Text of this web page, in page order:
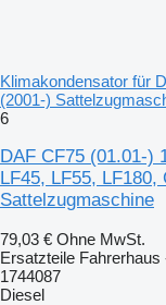
Klimakondensator für
(2001-)
6
DAF CF75 (01.01-)
LF45, LF55, LF180,
Sattelzugmaschine
79,03 € Ohne MwSt.
Ersatzteile
1744087
Diesel